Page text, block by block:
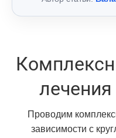
Проводим
зависимости с